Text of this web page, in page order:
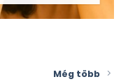
Még több